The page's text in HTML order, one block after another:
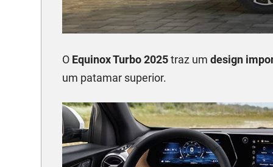
O Equinox Turbo 2025traz um design
um patamar superior.